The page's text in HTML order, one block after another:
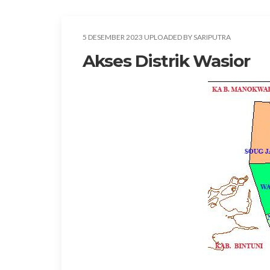
5 DESEMBER 2023 UPLOADED BY SARIPUTRA
Akses Distrik Wasior